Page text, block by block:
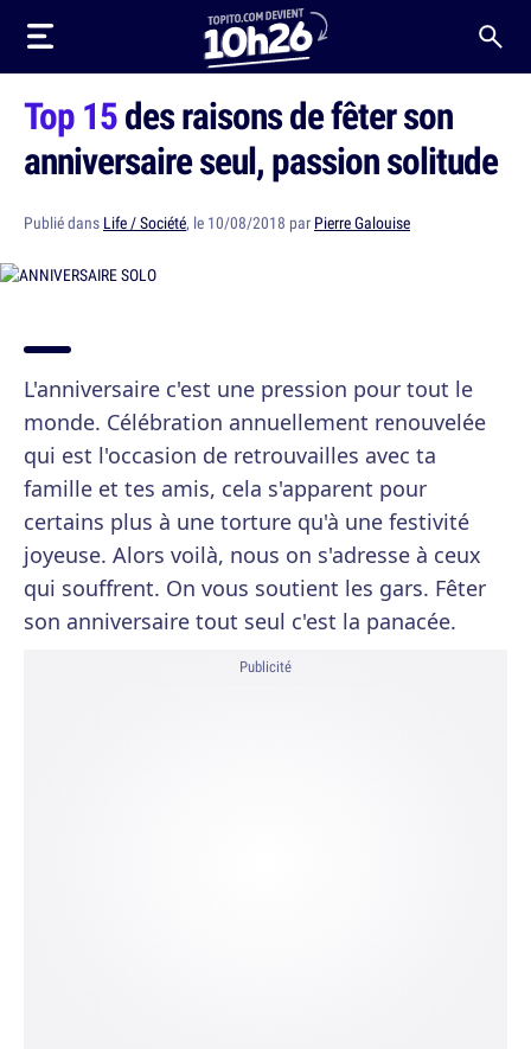
Top 15des raisons de fêter son
anniversaire seul, passion solitude
Publié dans Life / Société, le 10/08/2018 par Pierre Galouise
L'anniversaire c'est une pression pour tout le
monde. Célébration annuellement renouvelée
qui est l'occasion de retrouvailles avec ta
famille et tes amis, cela s'apparent pour
certains plus à une torture qu'à une festivité
joyeuse. Alors voilà, nous on s'adresse à ceux
qui souffrent. On vous soutient les gars. Fêter
son anniversaire tout seul c'est la panacée.
Publicité